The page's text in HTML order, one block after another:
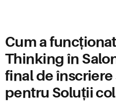
Cum a
Thinking în
final de
pentru Soluții